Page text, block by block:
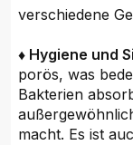
verschiedene
♦ Hygiene und
porös, was
Bakterien
macht. Es ist